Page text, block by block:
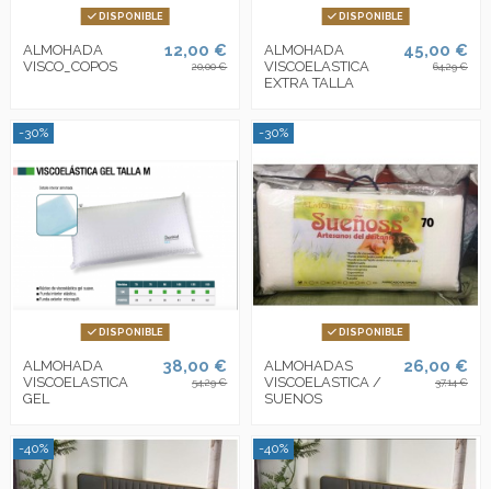
DISPONIBLE
ALMOHADA
VISCO_COPOS
12,00 €
20,00 €
DISPONIBLE
ALMOHADA
VISCOELASTICA
EXTRA TALLA
45,00 €
64,29 €
-30%
DISPONIBLE
ALMOHADA
VISCOELASTICA
GEL
38,00 €
54,29 €
-30%
DISPONIBLE
ALMOHADAS
VISCOELASTICA /
SUENOS
26,00 €
37,14 €
-40% -40%